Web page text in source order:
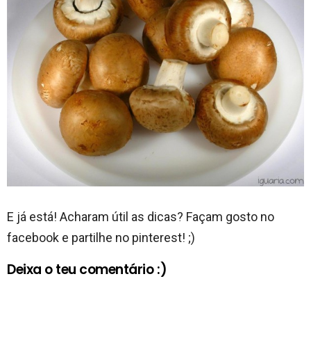
E já está! Acharam útil as dicas? Façam gosto no
facebook e partilhe no pinterest! ;)
Deixa o teu comentário :)